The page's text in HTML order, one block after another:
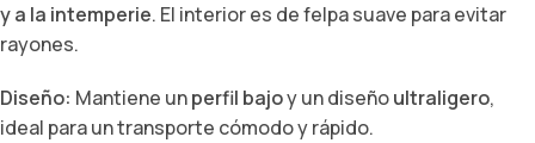
y a la intemperie. El interior es de felpa suave para evitar
rayones.
Diseño: Mantiene unperfil bajoy un diseñoultraligero,
ideal para un transporte cómodo y rápido.